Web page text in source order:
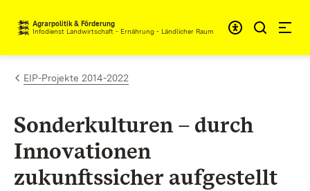
Zum Inhalt springen
Agrarpolitik & Förderung
Infodienst Landwirtschaft - Ernährung - Ländlicher Raum
EIP-Projekte 2014-2022
Sonderkulturen – durch
Innovationen
zukunftssicher aufgestellt